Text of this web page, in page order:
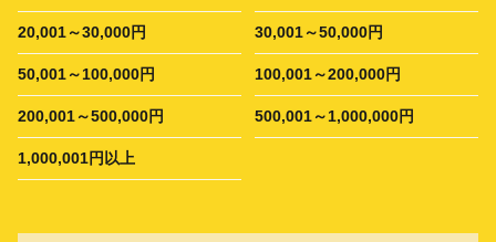
20,001～30,000円 30,001～50,000円
50,001～100,000円 100,001～200,000円
200,001～500,000円 500,001～1,000,000円
1,000,001円以上